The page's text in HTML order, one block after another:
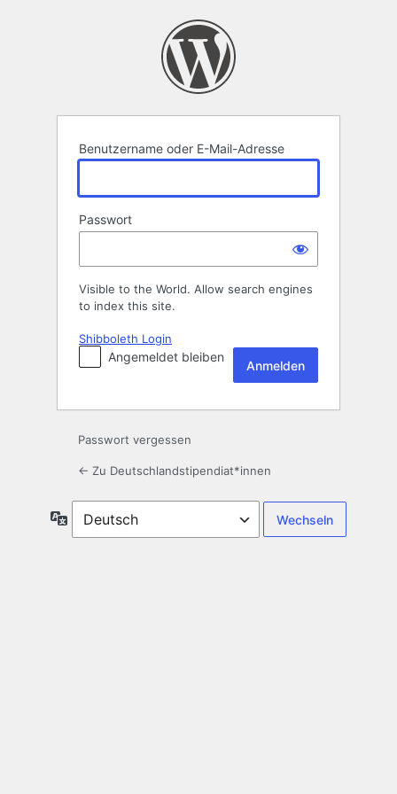
Benutzername oder E-Mail-Adresse
Passwort
Visible to the World. Allow search engines
to index this site.
Shibboleth Login
Angemeldet bleiben
Passwort vergessen
← Zu Deutschlandstipendiat*innen
Sprache